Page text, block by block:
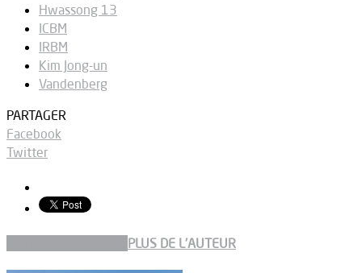
Hwassong 13
ICBM
IRBM
Kim Jong-un
Vandenberg
PARTAGER
Facebook
Twitter
PLUS DE L'AUTEUR